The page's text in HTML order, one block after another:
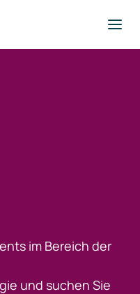
im Bereich der
und suchen Sie